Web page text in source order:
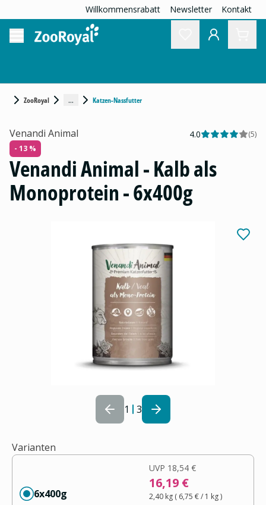
Willkommensrabatt Newsletter Kontakt
ZooRoyal ... Katzen-Nassfutter
1 3
Venandi Animal 4.0 (5)
- 13 %
Venandi Animal - Kalb als
Monoprotein - 6x400g
Varianten
6x400g
UVP 18,54 €
16,19 €
2,40 kg( 6,75 €/ 1 kg)